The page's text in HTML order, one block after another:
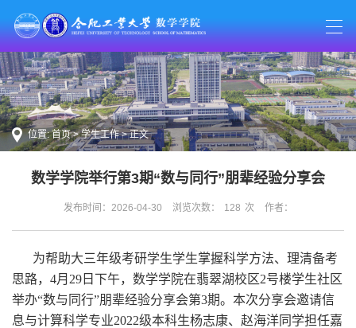
位置:首页>学生工作> 正文
数学学院举行第3期“数与同行”朋辈经验分享会
发布时间：2026-04-30 浏览次数： 128 次 作者：
为帮助大三年级考研学生学生掌握科学方法、理清备考
思路，4月29日下午，数学学院在翡翠湖校区2号楼学生社区
举办“数与同行”朋辈经验分享会第3期。本次分享会邀请信
息与计算科学专业2022级本科生杨志康、赵海洋同学担任嘉